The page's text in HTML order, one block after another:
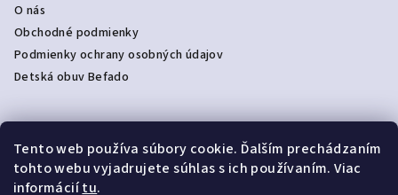
Tento web používa súbory cookie. Ďalším prechádzaním
tohto webu vyjadrujete súhlas s ich používaním. Viac
informáciítu.
O nás
Obchodné podmienky
Podmienky ochrany osobných údajov
Detská obuv Befado
Prijímame online platby